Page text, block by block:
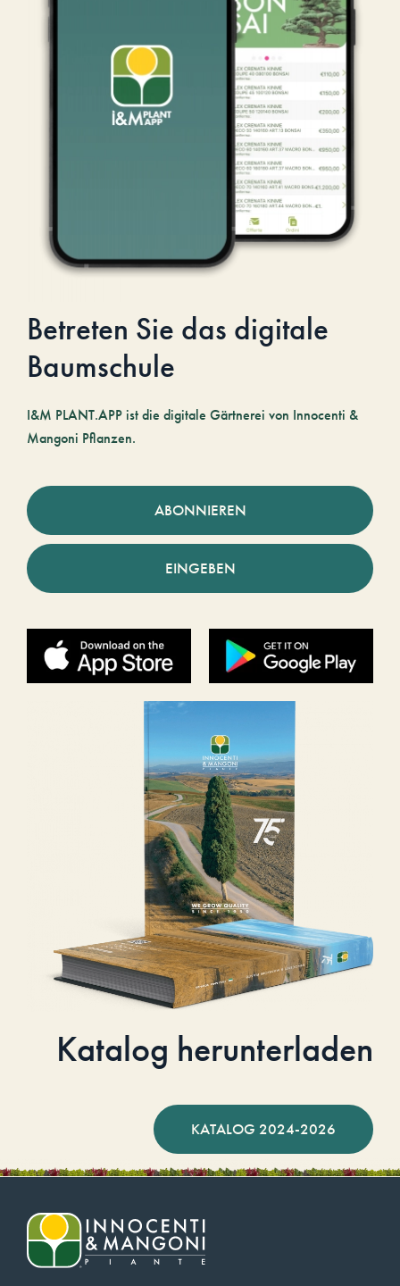
Betreten Sie das digitale
Baumschule
I&M PLANT.APP ist die digitale Gärtnerei von Innocenti &
Mangoni Pflanzen.
ABONNIEREN
EINGEBEN
Katalog herunterladen
KATALOG 2024-2026